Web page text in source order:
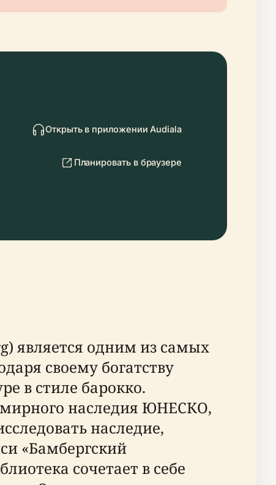
Открыть в приложении Audiala
Планировать в браузере
является одним из самых
своему богатству
в стиле барокко.
наследия ЮНЕСКО,
наследие,
«Бамбергский
сочетает в себе